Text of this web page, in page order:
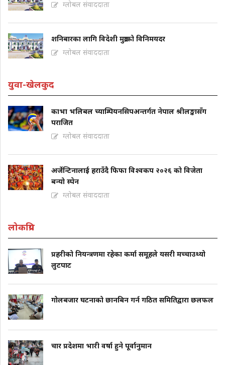
ग्लोबल संवाददाता
शनिबारका लागि विदेशी मुद्राको विनिमयदर
ग्लोबल संवाददाता
युवा-खेलकुद
काभा भलिबल च्याम्पियनसिपअन्तर्गत नेपाल श्रीलङ्कासँग
पराजित
ग्लोबल संवाददाता
अर्जेन्टिनालाई हराउँदै फिफा विश्वकप २०२६ को विजेता
बन्यो स्पेन
ग्लोबल संवाददाता
लोकप्रिय
प्रहरीको नियन्त्रणमा रहेका कर्मा समूहले यसरी मच्चाउथ्यो
लुटपाट
गोलबजार घटनाको छानबिन गर्न गठित समितिद्वारा छलफल
चार प्रदेशमा भारी वर्षा हुने पूर्वानुमान